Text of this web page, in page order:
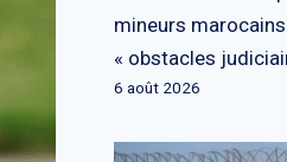
mineurs
« obstacles
6 août 2026